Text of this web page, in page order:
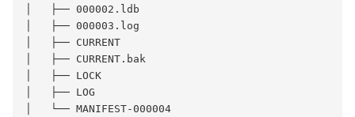
│   ├── 000002.ldb
│   ├── 000003.log
│   ├── CURRENT
│   ├── CURRENT.bak
│   ├── LOCK
│   ├── LOG
│   └── MANIFEST-000004